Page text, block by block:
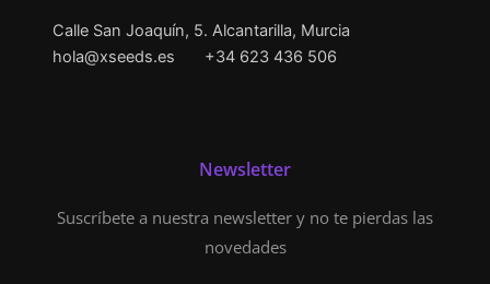
Calle San Joaquín, 5. Alcantarilla, Murcia
hola@xseeds.es
+34 623 436 506
Newsletter
Suscríbete a nuestra newsletter y no te pierdas las
novedades